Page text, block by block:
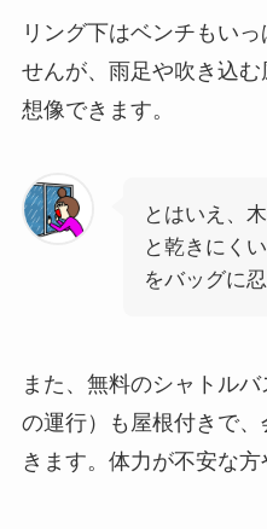
リング下はベンチもい
せんが、雨足や吹き込
想像できます。
とはいえ、
と乾きにく
をバッグに
また、無料のシャトル
の運行）も屋根付きで
きます。体力が不安な方